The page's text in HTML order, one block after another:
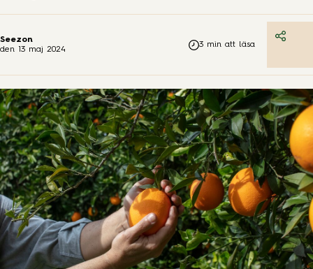
Seezon
den 13 maj 2024
3 min att läsa